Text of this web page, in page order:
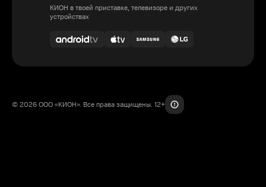
КИОН в твоей приставке, телевизоре и других
устройствах
© 2026 ООО «КИОН». Все права защищены. 12+